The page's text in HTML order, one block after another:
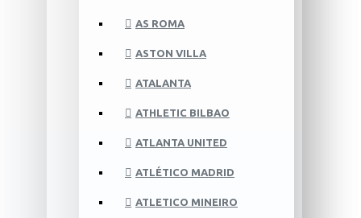
AS ROMA
ASTON VILLA
ATALANTA
ATHLETIC BILBAO
ATLANTA UNITED
ATLÉTICO MADRID
ATLETICO MINEIRO